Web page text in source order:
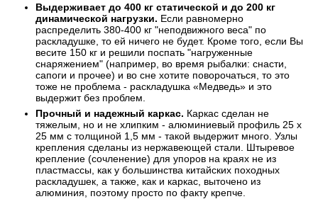
Выдерживает до 400 кг статической и до 200 кг
динамической нагрузки. Если равномерно
распределить 380-400 кг "неподвижного веса" по
раскладушке, то ей ничего не будет. Кроме того, если Вы
весите 150 кг и решили поспать "нагруженные
снаряжением" (например, во время рыбалки: снасти,
сапоги и прочее) и во сне хотите поворочаться, то это
тоже не проблема - раскладушка «Медведь» и это
выдержит без проблем.
Прочный и надежный каркас. Каркас сделан не
тяжелым, но и не хлипким - алюминиевый профиль 25 x
25 мм с толщиной 1,5 мм - такой выдержит много. Узлы
крепления сделаны из нержавеющей стали. Штыревое
крепление (сочленение) для упоров на краях не из
пластмассы, как у большинства китайских походных
раскладушек, а также, как и каркас, выточено из
алюминия, поэтому просто по факту крепче.